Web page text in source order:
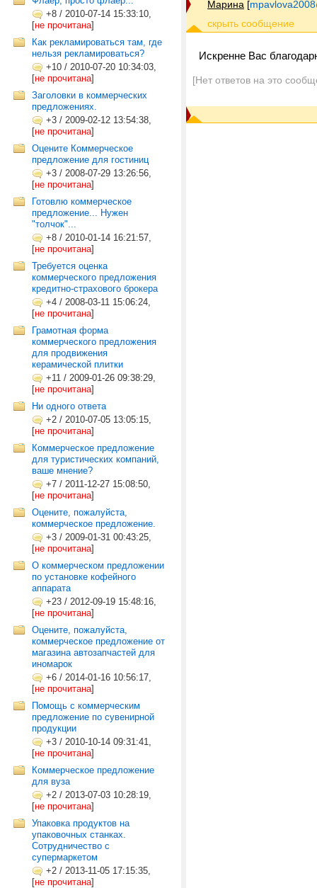
+8 / 2010-07-14 15:33:10,
[не прочитана]
Как рекламироваться там, где
нельзя рекламироваться?
+10 / 2010-07-20 10:34:03,
[не прочитана]
Заголовки в коммерческих
предложениях.
+3 / 2009-02-12 13:54:38,
[не прочитана]
Оцените Коммерческое
предложение для гостиниц
+3 / 2008-07-29 13:26:56,
[не прочитана]
Готовлю коммерческое
предложение... Нужен
"толчок"...
+8 / 2010-01-14 16:21:57,
[не прочитана]
Требуется оценка
коммерческого предложения
кредитно-страхового брокера
+4 / 2008-03-11 15:06:24,
[не прочитана]
Грамотная форма
коммерческого предложения
для продвижения
керамической плитки
+11 / 2009-01-26 09:38:29,
[не прочитана]
Ни одного ответа
+2 / 2010-07-05 13:05:15,
[не прочитана]
Коммерческое предложение
для туристических компаний,
ваше мнение?
+7 / 2011-12-27 15:08:50,
[не прочитана]
Оцените, пожалуйста,
коммерческое предложение.
+3 / 2009-01-31 00:43:25,
[не прочитана]
О коммерческом предложении
по установке кофейного
аппарата
+23 / 2012-09-19 15:48:16,
[не прочитана]
Оцените, пожалуйста,
коммерческое предложение от
магазина автозапчастей для
иномарок
+6 / 2014-01-16 10:56:17,
[не прочитана]
Помощь с коммерческим
предложение по сувенирной
продукции
+3 / 2010-10-14 09:31:41,
[не прочитана]
Коммерческое предложение
для вуза
+2 / 2013-07-03 10:28:19,
[не прочитана]
Упаковка продуктов на
упаковочных станках.
Сотрудничество с
супермаркетом
+2 / 2013-11-05 17:15:35,
[не прочитана]
Марина [
Искренне Вас
[Нет ответов на это